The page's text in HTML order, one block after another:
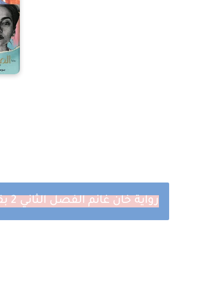
رواية خان غانم الفصل الثاني 2 بقلم سوما العربي